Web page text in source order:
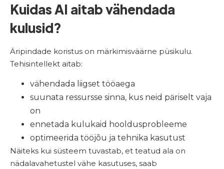
Kuidas AI aitab vähendada
kulusid?
Äripindade koristus on märkimisväärne püsikulu.
Tehisintellekt aitab:
vähendada liigset tööaega
suunata ressursse sinna, kus neid päriselt vaja
on
ennetada kulukaid hooldusprobleeme
optimeerida tööjõu ja tehnika kasutust
Näiteks kui süsteem tuvastab, et teatud ala on
nädalavahetustel vähe kasutuses, saab